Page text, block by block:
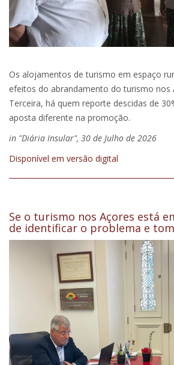
Os alojamentos de turismo em espaço
efeitos do abrandamento do turismo nos
Terceira, há quem reporte descidas de
aposta diferente na promoção.
in "Diária Insular", 30 de Julho de 2026
Disponível em versão digital
Se o turismo nos Açores está
de identificar o problema e